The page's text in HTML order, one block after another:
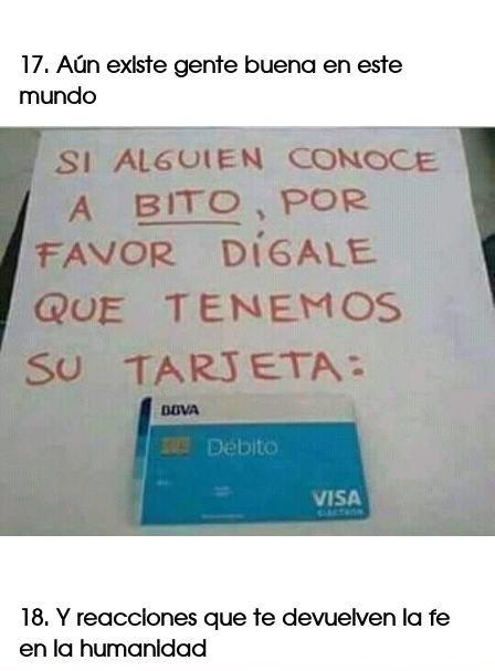
17. Aún existe gente buena en este
mundo
18. Y reacciones que te devuelven la fe
en la humanidad